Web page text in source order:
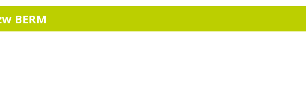
BERM